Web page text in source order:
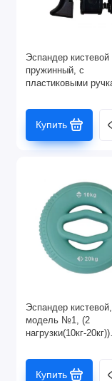
Эспандер кистевой
пружинный, с
пластиковыми
Купить
Эспандер кистевой,
модель №1, (2
нагрузки(10кг-20кг))
Купить